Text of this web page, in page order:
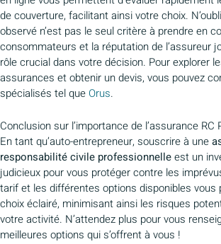
de couverture, facilitant ainsi votre choix.
observé n’est pas le seul critère à prendre en
consommateurs et la réputation de l’assureur
rôle crucial dans votre décision. Pour explorer
assurances et obtenir un devis, vous pouvez
spécialisés tel que Orus.
Conclusion sur l’importance de l’assurance RC
En tant qu’auto-entrepreneur, souscrire à une
responsabilité civile professionnelleest un
judicieux pour vous protéger contre les
tarif et les différentes options disponibles vous
choix éclairé, minimisant ainsi les risques
votre activité. N’attendez plus pour vous
meilleures options qui s’offrent à vous !